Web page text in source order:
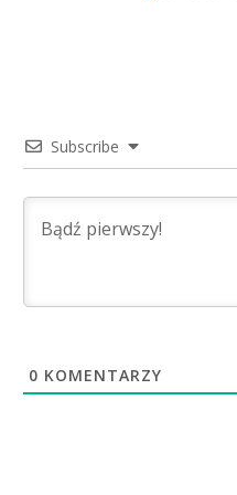
Subscribe
0 KOMENTARZY